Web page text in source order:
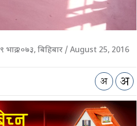
९ भाद्र २०७३, बिहिबार / August 25, 2016